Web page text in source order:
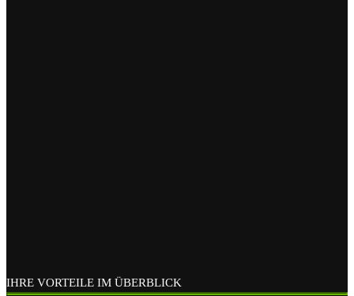
IHRE VORTEILE IM ÜBERBLICK